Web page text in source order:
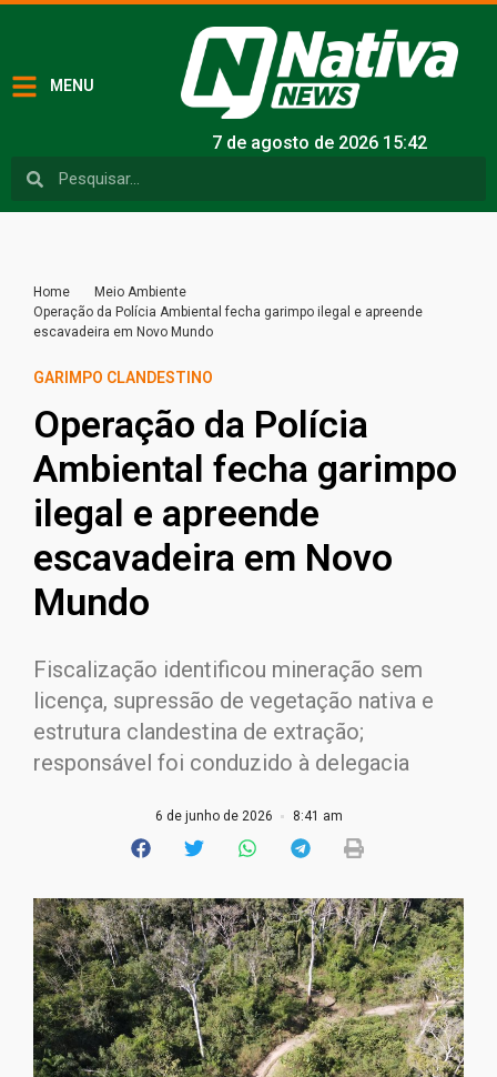
MENU
7 de agosto de 2026 15:42
Home
Meio Ambiente
Operação da Polícia Ambiental fecha garimpo ilegal e apreende
escavadeira em Novo Mundo
GARIMPO CLANDESTINO
Operação da Polícia
Ambiental fecha garimpo
ilegal e apreende
escavadeira em Novo
Mundo
Fiscalização identificou mineração sem
licença, supressão de vegetação nativa e
estrutura clandestina de extração;
responsável foi conduzido à delegacia
6 de junho de 2026 8:41 am